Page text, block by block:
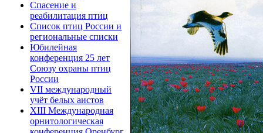
Спасение и
реабилитация птиц
Список птиц России и
региональные списки
Юбилейная
конференция 25 лет
Союзу охраны птиц
России
VII международный
учёт белых аистов
XIII Международная
орнитологическая